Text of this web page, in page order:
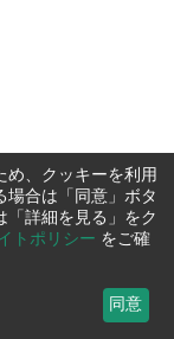
め、クッキーを利用
場合は「同意」ボタ
「詳細を見る」をク
トポリシー をご確
同意